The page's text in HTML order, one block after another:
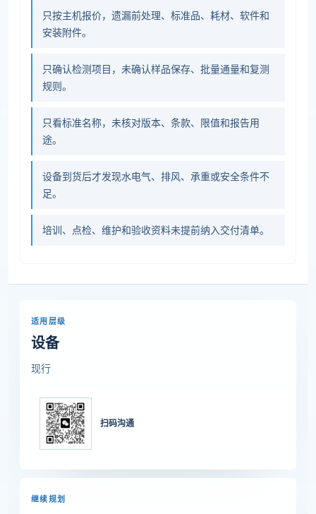
只按主机报价，遗漏前处理、标准品、耗材、软件和
安装附件。
只确认检测项目，未确认样品保存、批量通量和复测
规则。
只看标准名称，未核对版本、条款、限值和报告用
途。
设备到货后才发现水电气、排风、承重或安全条件不
足。
培训、点检、维护和验收资料未提前纳入交付清单。
适用层级
设备
现行
扫码沟通
继续规划